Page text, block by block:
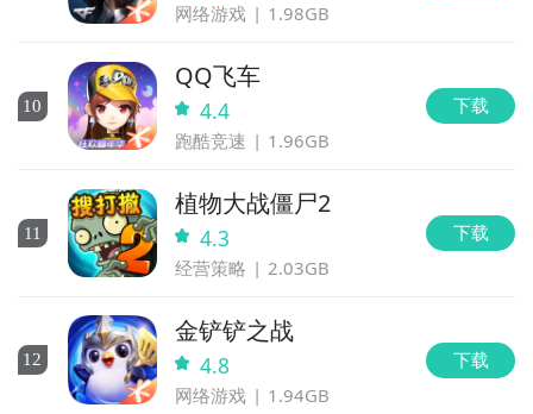
网络游戏 1.98GB
10
QQ飞车
4.4
跑酷竞速 1.96GB
下载
11
植物大战僵尸2
4.3
经营策略 2.03GB
下载
12
金铲铲之战
4.8
网络游戏 1.94GB
下载